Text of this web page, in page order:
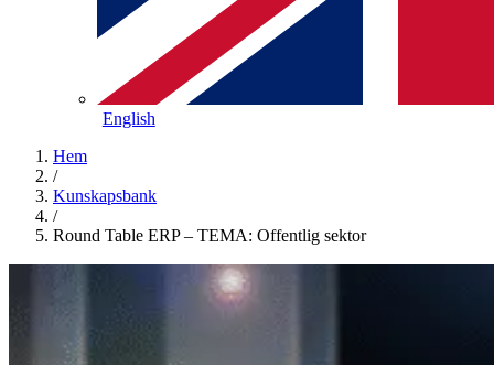
English
Hem
/
Kunskapsbank
/
Round Table ERP – TEMA: Offentlig sektor